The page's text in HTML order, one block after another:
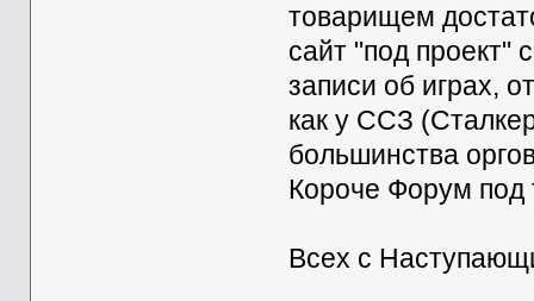
товарищем
сайт "под проект"
записи об играх,
как у ССЗ
большинства
Короче Форум под
Всех с